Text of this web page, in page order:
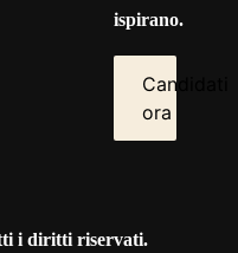
ispirano.
Candidati
ora
i diritti riservati.